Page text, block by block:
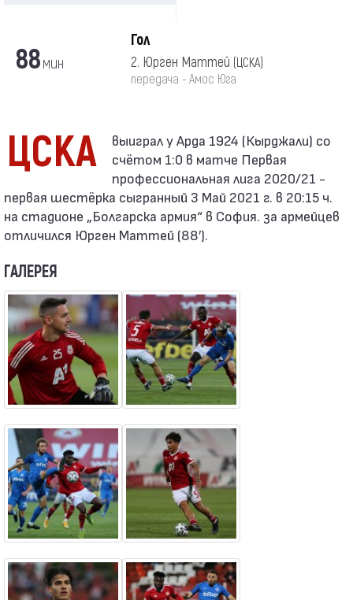
88мин
Гол
2. Юрген Маттей (ЦСКА)
передача - Амос Юга
ЦСКА
счётом 1:0 в матче Первая
профессиональная лига 2020/21 -
первая шестёрка сыгранный 3 Май 2021 г. в 20:15 ч.
на стадионе „Болгарска армия“ в София. за армейцев
отличился Юрген Маттей (88′).
ГАЛЕРЕЯ